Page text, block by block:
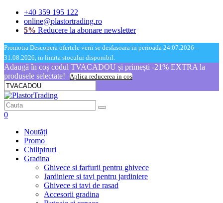
+40 359 195 122
online@plastortrading.ro
5% Reducere la abonare newsletter
Promotia Descopera ofertele verii se desfasoara in perioada 24.07.2026 -
31.08.2026, in limita stocului disponibil.
Adaugă în coș codul TVACADOU și primești -21% EXTRA la
produsele selectate!
Aplica reducerea in cos
0
Noutăți
Promo
Chilipiruri
Gradina
Ghivece si farfurii pentru ghivece
Jardiniere si tavi pentru jardiniere
Ghivece si tavi de rasad
Accesorii gradina